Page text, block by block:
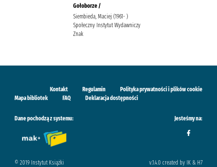
Gołoborze /
Siembieda, Maciej (1961- )
Społeczny Instytut Wydawniczy
Znak
Kontakt Regulamin
Polityka prywatności i plików cookie
Mapa bibliotek
FAQ Deklaracja dostępności
Dane pochodzą z systemu: Jesteśmy na:
© 2019 Instytut Książki v.1.4.0 created by IK & H7